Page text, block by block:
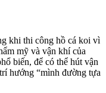
khi thi công hồ cá koi vì
mỹ và vận khí của
biến, để có thể hút vận
hướng “mình đường tựa